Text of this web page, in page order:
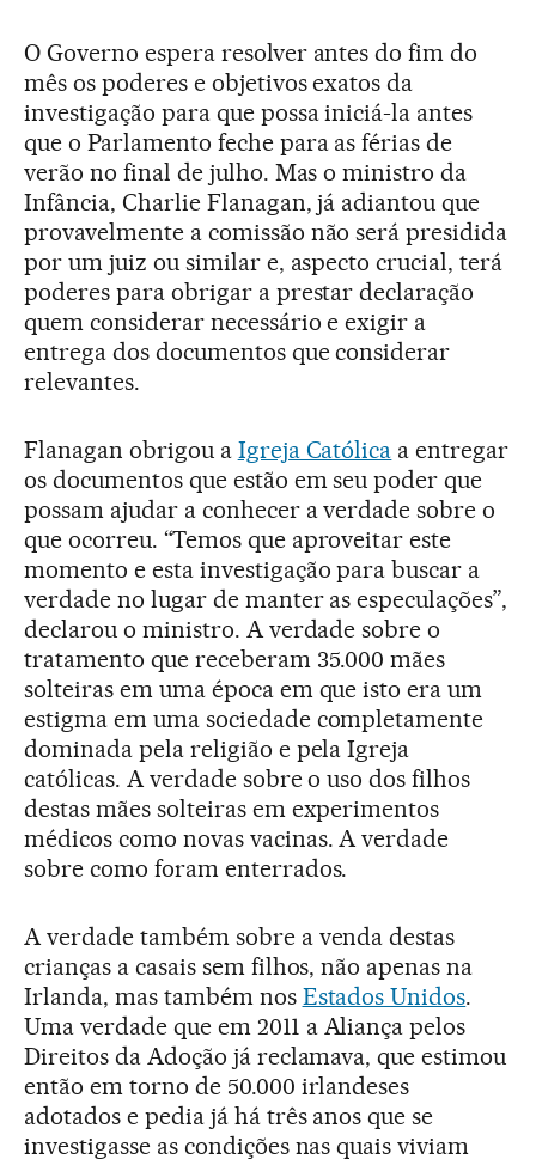
O Governo espera resolver antes do fim do
mês os poderes e objetivos exatos da
investigação para que possa iniciá-la antes
que o Parlamento feche para as férias de
verão no final de julho. Mas o ministro da
Infância, Charlie Flanagan, já adiantou que
provavelmente a comissão não será presidida
por um juiz ou similar e, aspecto crucial, terá
poderes para obrigar a prestar declaração
quem considerar necessário e exigir a
entrega dos documentos que considerar
relevantes.
Flanagan obrigou a Igreja Católica a entregar
os documentos que estão em seu poder que
possam ajudar a conhecer a verdade sobre o
que ocorreu. “Temos que aproveitar este
momento e esta investigação para buscar a
verdade no lugar de manter as especulações”,
declarou o ministro. A verdade sobre o
tratamento que receberam 35.000 mães
solteiras em uma época em que isto era um
estigma em uma sociedade completamente
dominada pela religião e pela Igreja
católicas. A verdade sobre o uso dos filhos
destas mães solteiras em experimentos
médicos como novas vacinas. A verdade
sobre como foram enterrados.
A verdade também sobre a venda destas
crianças a casais sem filhos, não apenas na
Irlanda, mas também nos Estados Unidos.
Uma verdade que em 2011 a Aliança pelos
Direitos da Adoção já reclamava, que estimou
então em torno de 50.000 irlandeses
adotados e pedia já há três anos que se
investigasse as condições nas quais viviam